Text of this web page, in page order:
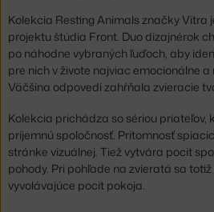
Kolekcia Resting Animals značky Vitra
projektu štúdia Front. Duo dizajnérok
po náhodne vybraných ľuďoch, aby
pre nich v živote najviac emocionálne a
Väčšina odpovedí zahŕňala zvieracie
Kolekcia prichádza so sériou priateľov,
príjemnú spoločnosť. Prítomnosť
stránke vizuálnej. Tiež vytvára pocit
pohody. Pri pohľade na zvieratá sa
vyvolávajúce pocit pokoja.